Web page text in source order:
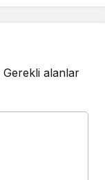
Gerekli alanlar